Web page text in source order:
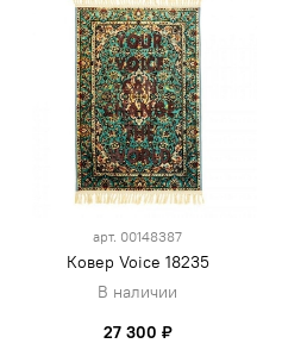
арт. 00148387
Ковер Voice 18235
В наличии
27 300 ₽